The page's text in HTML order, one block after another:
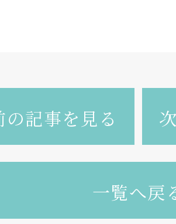
の記事を見る
一覧へ戻